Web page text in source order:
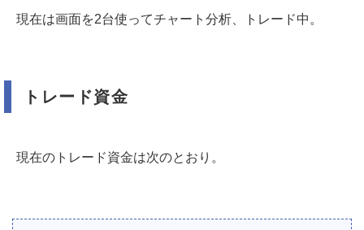
現在は画面を2台使ってチャート分析、トレード中。
トレード資金
現在のトレード資金は次のとおり。